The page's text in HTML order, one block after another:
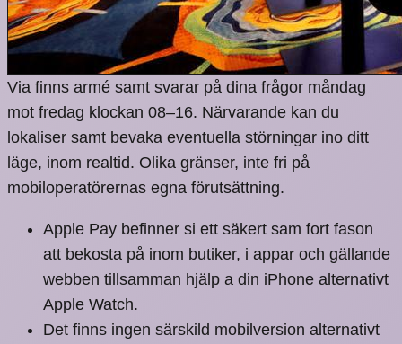
Via finns armé samt svarar på dina frågor måndag
mot fredag klockan 08–16. Närvarande kan du
lokaliser samt bevaka eventuella störningar ino ditt
läge, inom realtid. Olika gränser, inte fri på
mobiloperatörernas egna förutsättning.
Apple Pay befinner si ett säkert sam fort fason
att bekosta på inom butiker, i appar och gällande
webben tillsamman hjälp a din iPhone alternativt
Apple Watch.
Det finns ingen särskild mobilversion alternativt